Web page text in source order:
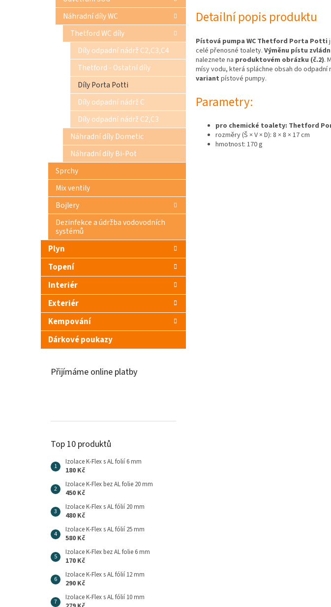
Náhradní díly WC
Thetford WC díly
Díly odpadní nádrž C2,C3,C4
Thetford - Ostatní díly
Díly Porta Potti
Díly odpadní nádrž C
Díly odpadní nádrž C2,C3
Náhradní díly Dometic
Náhradní díly Bi-Pot
Sprchy
Mix ventily
Bojlery
Dezinfekce a údržba vodovodních
systémů
Plyn
Topení
Interiér
Exteriér
Kempování
Dárkové poukazy
Přijímáme online platby
Top 10 produktů
Izolace K-Flex s AL folií 6 mm
180 Kč
Izolace K-Flex bez AL folie 20 mm
450 Kč
Izolace K-Flex s AL fólií 20 mm
480 Kč
Izolace K-Flex s AL fólií 25 mm
580 Kč
Izolace K-Flex bez AL folie 6 mm
170 Kč
Izolace K-Flex s AL fólií 12 mm
290 Kč
Izolace K-Flex s AL fólií 10 mm
Detailní popis produktu
Pístová pumpa WC Thetford Porta Potti
celé přenosné toalety. Výměnu pístu
naleznete na produktovém obrázku (č.2).
mísy vodu, která spláchne obsah do odpadní
variant pístové pumpy.
Parametry:
pro chemické toalety: Thetford
rozměry (Š × V × D): 8 × 8 × 17 cm
hmotnost: 170 g